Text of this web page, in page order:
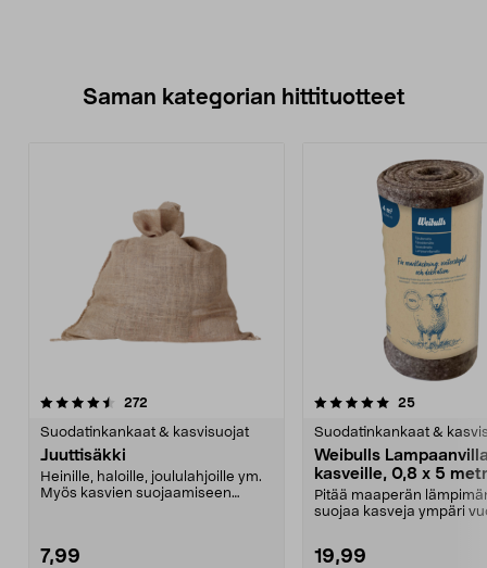
Saman kategorian hittituotteet
272
Suodatinkankaat & kasvisuojat
Juuttisäkki
Heinille, haloille, joululahjoille ym.
Myös kasvien suojaamiseen
7,99
5.0 viidestä
25arvostelut
Suodatinkankaat &
Weibulls
kasveille, 0,8 x 5
Pitää maaperän
suojaa kasveja ympäri
19,99
4.5 viidestä